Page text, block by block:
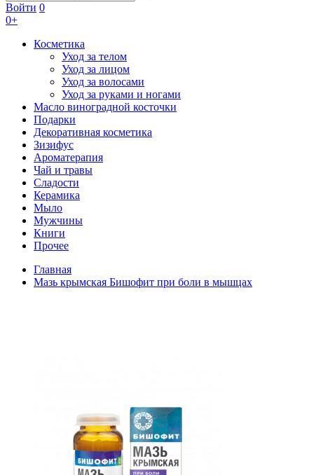
Войти 0
0+
Косметика
Уход за телом
Уход за лицом
Уход за волосами
Уход за руками и ногами
Масло виноградной косточки
Подарки
Декоративная косметика
Зизифус
Ароматерапия
Чай и травы
Сладости
Керамика
Мыло
Мужчины
Книги
Прочее
Главная
Мазь крымская Бишофит при боли в мышцах